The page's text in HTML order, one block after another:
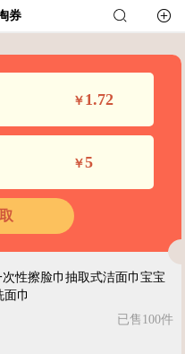
券
￥ 1.72
￥5
次性擦脸巾抽取式洁面巾宝宝
面巾
已售100件